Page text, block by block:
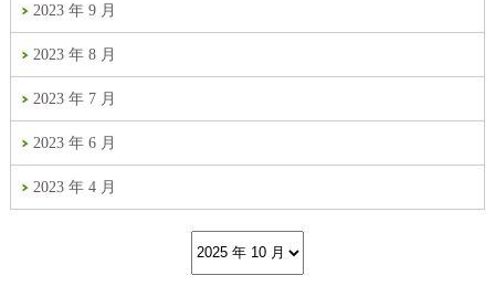
2023 年 9 月
2023 年 8 月
2023 年 7 月
2023 年 6 月
2023 年 4 月